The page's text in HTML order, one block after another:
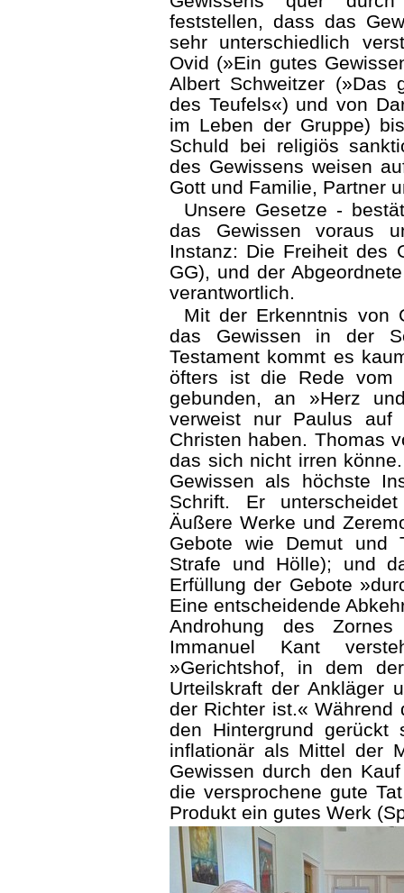
feststellen, dass das
sehr unterschiedlich
Ovid (»Ein gutes
Albert Schweitzer (»Das
des Teufels«) und von
im Leben der Gruppe)
Schuld bei religiös
des Gewissens weisen
Gott und Familie, Partner
Unsere Gesetze -
das Gewissen voraus
Instanz: Die Freiheit des
GG), und der
verantwortlich.
Mit der Erkenntnis von
das Gewissen in der
Testament kommt es
öfters ist die Rede vom
gebunden, an »Herz
verweist nur Paulus auf
Christen haben. Thomas
das sich nicht irren
Gewissen als höchste
Schrift. Er
Äußere Werke und
Gebote wie Demut und
Strafe und Hölle); und
Erfüllung der Gebote
Eine entscheidende
Androhung des
Immanuel Kant
»Gerichtshof, in dem
Urteilskraft der Ankläger
der Richter ist.« Während
den Hintergrund
inflationär als Mittel der
Gewissen durch den
die versprochene gute
Produkt ein gutes Werk